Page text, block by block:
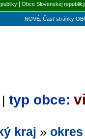
| Obce Slovenskej republiky
NOVÉ: Časť stránky
| typ obce:
kraj »